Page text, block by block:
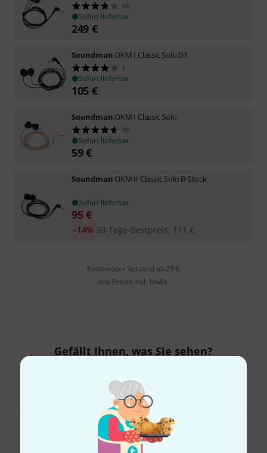
16
Sofort lieferbar
249 €
Soundman OKM I Classic Solo D1
1
Sofort lieferbar
105 €
Soundman OKM I Classic Solo
10
Sofort lieferbar
59€
Soundman OKM II Classic Solo B-Stock
Sofort lieferbar
95€
30-Tage-Bestpreis: 111 €
-14%
Kostenloser Versand ab 29 €
Alle Preise inkl. MwSt.
Gefällt Ihnen, was Sie sehen?